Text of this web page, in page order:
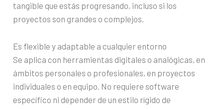
tangible que estás progresando, incluso si los
proyectos son grandes o complejos.
Es flexible y adaptable a cualquier entorno
Se aplica con herramientas digitales o analógicas, en
ámbitos personales o profesionales, en proyectos
individuales o en equipo. No requiere software
específico ni depender de un estilo rígido de